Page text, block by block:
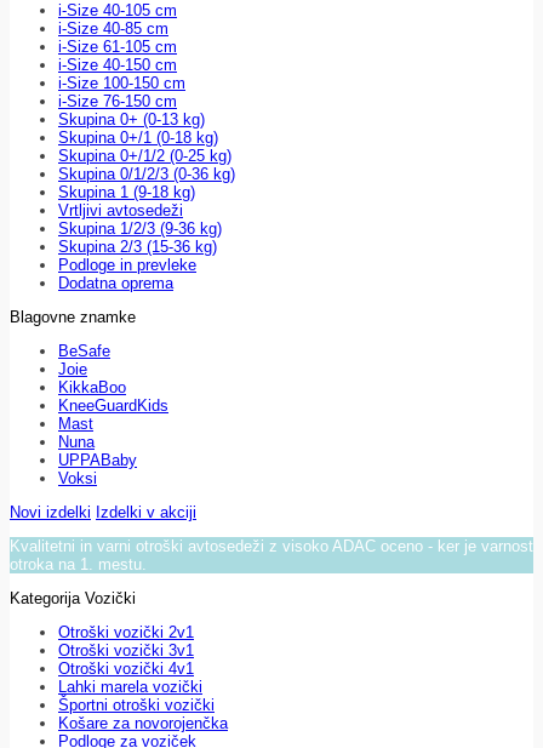
i-Size 40-105 cm
i-Size 40-85 cm
i-Size 61-105 cm
i-Size 40-150 cm
i-Size 100-150 cm
i-Size 76-150 cm
Skupina 0+ (0-13 kg)
Skupina 0+/1 (0-18 kg)
Skupina 0+/1/2 (0-25 kg)
Skupina 0/1/2/3 (0-36 kg)
Skupina 1 (9-18 kg)
Vrtljivi avtosedeži
Skupina 1/2/3 (9-36 kg)
Skupina 2/3 (15-36 kg)
Podloge in prevleke
Dodatna oprema
Blagovne znamke
BeSafe
Joie
KikkaBoo
KneeGuardKids
Mast
Nuna
UPPABaby
Voksi
Novi izdelki Izdelki v akciji
Kvalitetni in varni otroški avtosedeži z visoko ADAC oceno - ker je varnost
otroka na 1. mestu.
Kategorija Vozički
Otroški vozički 2v1
Otroški vozički 3v1
Otroški vozički 4v1
Lahki marela vozički
Športni otroški vozički
Košare za novorojenčka
Podloge za voziček